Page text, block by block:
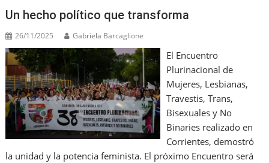
Un hecho político que transforma
26/11/2025 Gabriela Barcaglione
El Encuentro
Plurinacional de
Mujeres, Lesbianas,
Travestis, Trans,
Bisexuales y No
Binaries realizado en
Corrientes, demostró
la unidad y la potencia feminista. El próximo Encuentro será